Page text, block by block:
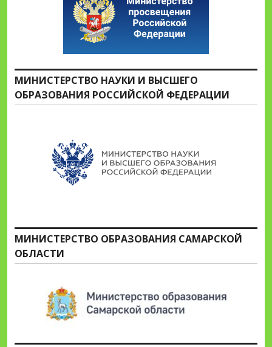
МИНИСТЕРСТВО НАУКИ И ВЫСШЕГО
ОБРАЗОВАНИЯ РОССИЙСКОЙ ФЕДЕРАЦИИ
МИНИСТЕРСТВО ОБРАЗОВАНИЯ САМАРСКОЙ
ОБЛАСТИ